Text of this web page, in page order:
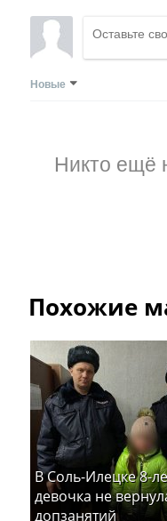
Новые
Никто ещё
Похожие
В Соль-Илецке 8-
девочка не
допзанятий